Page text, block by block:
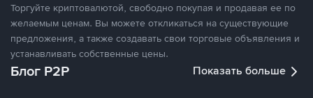
Торгуйте криптовалютой, свободно покупая и продавая ее по
желаемым ценам. Вы можете откликаться на существующие
предложения, а также создавать свои торговые объявления и
устанавливать собственные цены.
Блог P2P Показать больше